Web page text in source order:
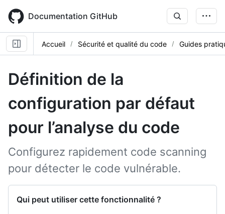
main
content
Documentation GitHub
Accueil Sécurité et qualité du code Guides
Définition de la
configuration par défaut
pour l’analyse du code
Configurez rapidement code scanning
pour détecter le code vulnérable.
Qui peut utiliser cette fonctionnalité ?